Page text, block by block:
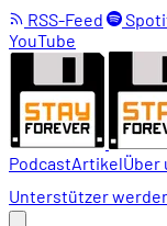
RSS-Feed
YouTube
PodcastArtikelÜber
Unterstützer